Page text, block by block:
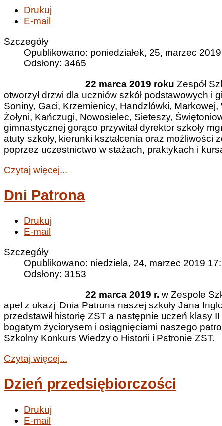
Drukuj
E-mail
Szczegóły
Opublikowano: poniedziałek, 25, marzec
Odsłony: 3465
22 marca 2019 roku Zespół
otworzył drzwi dla uczniów szkół podstawowych
Soniny, Gaci, Krzemienicy, Handzlówki,
Żołyni, Kańczugi, Nowosielec, Sieteszy,
gimnastycznej gorąco przywitał dyrektor szkoły
atuty szkoły, kierunki kształcenia oraz
poprzez uczestnictwo w stażach, praktykach i
Czytaj więcej...
Dni Patrona
Drukuj
E-mail
Szczegóły
Opublikowano: niedziela, 24, marzec 2019
Odsłony: 3153
22 marca 2019 r. w Zespole
apel z okazji Dnia Patrona naszej szkoły Jana
przedstawił historię ZST a następnie uczeń klasy
bogatym życiorysem i osiągnięciami naszego
Szkolny Konkurs Wiedzy o Historii i Patronie ZST.
Czytaj więcej...
Dzień przedsiębiorczości
Drukuj
E-mail